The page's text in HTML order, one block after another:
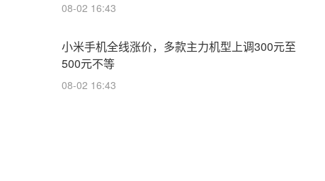
08-02 16:43
小米手机全线涨价，多款主力机型上调300元至
500元不等
08-02 16:43